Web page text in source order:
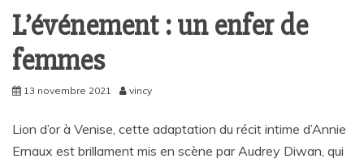
L’événement : un enfer de
femmes
13 novembre 2021 vincy
Lion d’or à Venise, cette adaptation du récit intime d’Annie
Ernaux est brillament mis en scène par Audrey Diwan, qui